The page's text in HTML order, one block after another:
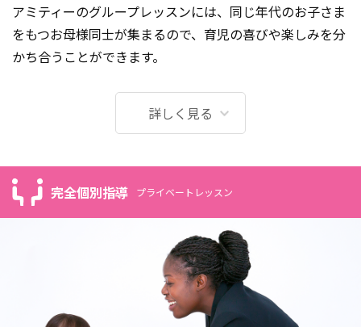
アミティーのグループレッスンには、同じ年代のお子さま
をもつお母様同士が集まるので、育児の喜びや楽しみを分
かち合うことができます。
詳しく見る
プライベートレッスン
完全個別指導